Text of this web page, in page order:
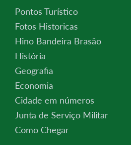
Pontos Turístico
Fotos Historicas
Hino Bandeira Brasão
História
Geografia
Economia
Cidade em números
Junta de Serviço Militar
Como Chegar